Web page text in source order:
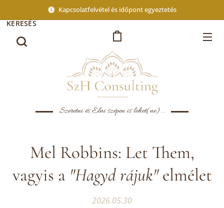
Kapcsolatfelvétel és időpont egyeztetés
Szeretni és Élni szépen is lehet(ne)...
KERESÉS
Mel Robbins: Let Them,
vagyis a "Hagyd rájuk"elmélet
2026.05.30